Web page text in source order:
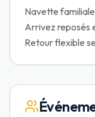
Navette
Arrivez reposés
Retour flexible